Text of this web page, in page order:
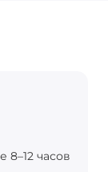
8–12 часов